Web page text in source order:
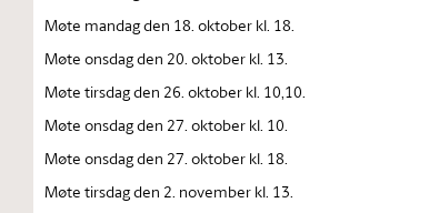
Møte mandag den 18. oktober kl. 18.
Møte onsdag den 20. oktober kl. 13.
Møte tirsdag den 26. oktober kl. 10,10.
Møte onsdag den 27. oktober kl. 10.
Møte onsdag den 27. oktober kl. 18.
Møte tirsdag den 2. november kl. 13.